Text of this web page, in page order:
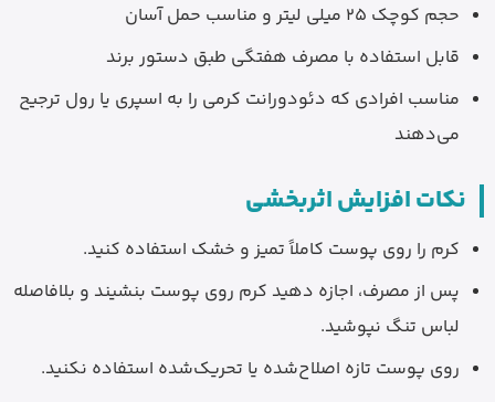
حجم کوچک 25 میلی لیتر و مناسب حمل آسان
قابل استفاده با مصرف هفتگی طبق دستور برند
مناسب افرادی که دئودورانت کرمی را به اسپری یا رول ترجیح
می‌دهند
نکات افزایش اثربخشی
کرم را روی پوست کاملاً تمیز و خشک استفاده کنید.
پس از مصرف، اجازه دهید کرم روی پوست بنشیند و بلافاصله
لباس تنگ نپوشید.
روی پوست تازه اصلاح‌شده یا تحریک‌شده استفاده نکنید.